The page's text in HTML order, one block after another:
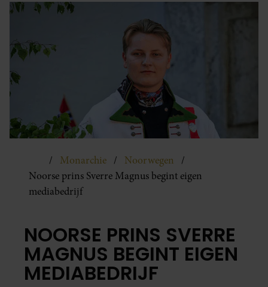
Monarchie
Noorwegen
Noorse prins Sverre Magnus begint eigen
mediabedrijf
NOORSE PRINS SVERRE
MAGNUS BEGINT EIGEN
MEDIABEDRIJF